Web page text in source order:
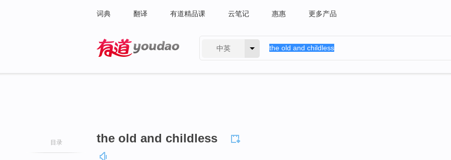
词典 翻译 有道精品课 云笔记 惠惠 更多产品
中英
目录 the old and childless